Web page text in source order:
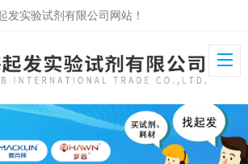
发实验试剂有限公司网站！